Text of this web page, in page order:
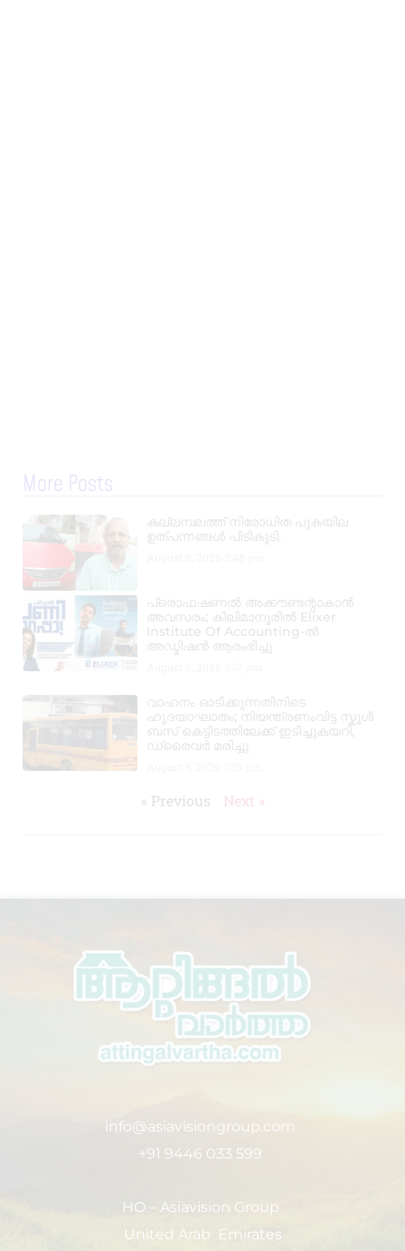
More Posts
കല്ലമ്പലത്ത് നിരോധിത പുകയില
ഉത്പന്നങ്ങൾ പിടികൂടി.
പ്രൊഫഷണൽ അക്കൗണ്ടന്റാകാൻ
അവസരം; കിലിമാനൂരിൽ Elixer
Institute Of Accounting-ൽ
അഡ്മിഷൻ ആരംഭിച്ചു
വാഹനം ഓടിക്കുന്നതിനിടെ
ഹൃദയാഘാതം; നിയന്ത്രണംവിട്ട സ്കൂൾ
ബസ് കെട്ടിടത്തിലേക്ക് ഇടിച്ചുകയറി,
ഡ്രൈവർ മരിച്ചു
« Previous Next »
info@asiavisiongroup.com
+91 9446 033 599
HO – Asiavision Group
United Arab Emirates